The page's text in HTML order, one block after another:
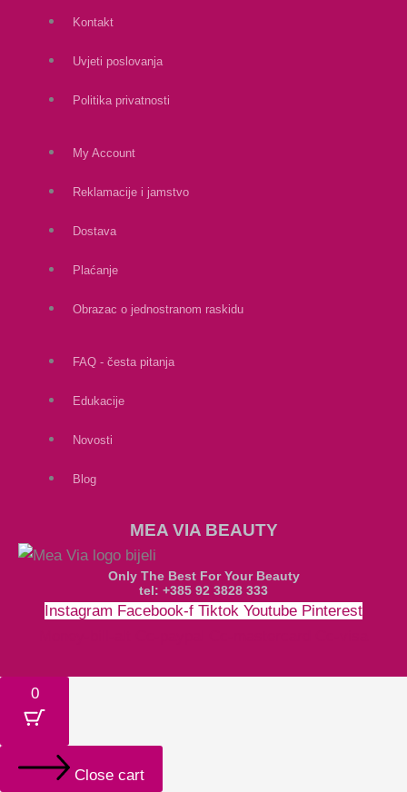
Kontakt
Uvjeti poslovanja
Politika privatnosti
My Account
Reklamacije i jamstvo
Dostava
Plaćanje
Obrazac o jednostranom raskidu
FAQ - česta pitanja
Edukacije
Novosti
Blog
MEA VIA BEAUTY
Only The Best For Your Beauty
tel: +385 92 3828 333
Instagram Facebook-f Tiktok Youtube Pinterest
0
Close cart